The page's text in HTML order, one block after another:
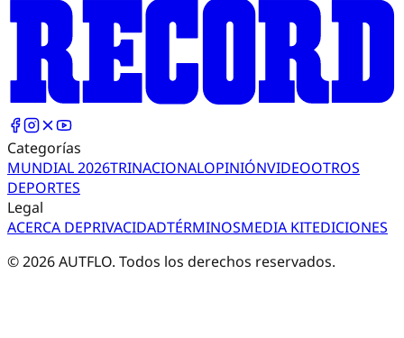
Categorías
MUNDIAL 2026TRINACIONALOPINIÓNVIDEOOTROS
DEPORTES
Legal
ACERCA DEPRIVACIDADTÉRMINOSMEDIA KITEDICIONES
©2026AUTFLO. Todos los derechos reservados.